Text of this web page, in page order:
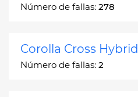
Número de fallas: 278
Corolla Cross Hybrid
Número de fallas: 2